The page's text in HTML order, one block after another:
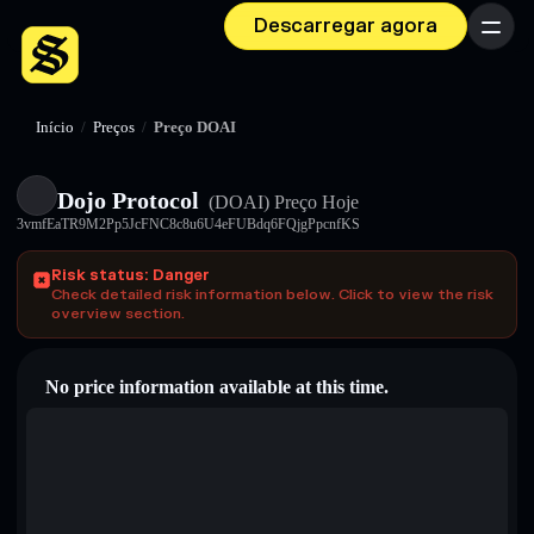
Descarregar agora Menu
Início / Preços / Preço DOAI
Dojo Protocol (DOAI) Preço Hoje
3vmfEaTR9M2Pp5JcFNC8c8u6U4eFUBdq6FQjgPpcnfKS
Risk status: Danger
Check detailed risk information below. Click to view the risk
overview section.
No price information available at this time.